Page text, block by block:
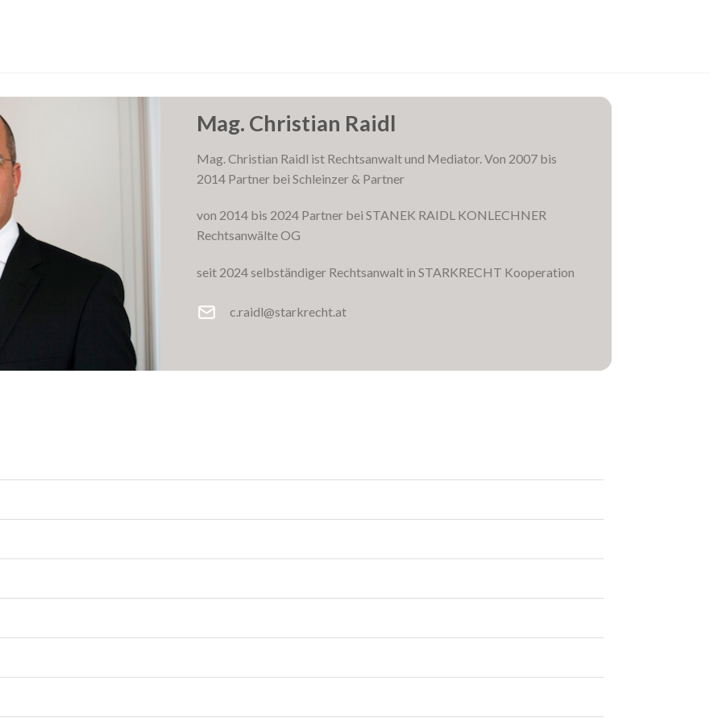
Mag. Christian Raidl
Mag. Christian Raidl ist Rechtsanwalt und Mediator. Von 2007 bis
2014 Partner bei Schleinzer & Partner
von 2014 bis 2024 Partner bei STANEK RAIDL KONLECHNER
Rechtsanwälte OG
seit 2024 selbständiger Rechtsanwalt in STARKRECHT Kooperation
c.raidl@starkrecht.at